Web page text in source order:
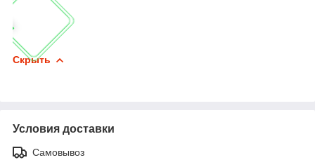
Скрыть
Условия доставки
Самовывоз